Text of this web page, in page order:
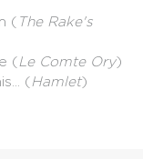
( The Rake's
(Le Comte Ory)
(Hamlet)